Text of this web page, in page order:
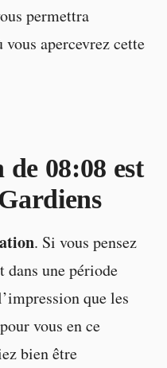
permettra
vous apercevrez cette
08:08 est
. Si vous pensez
dans une période
que les
vous en ce
bien être